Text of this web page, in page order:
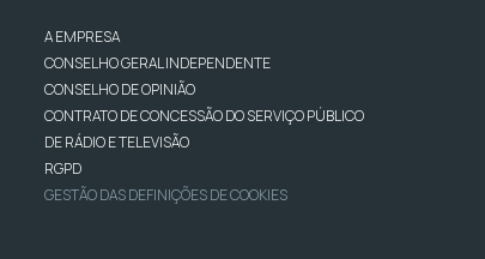
A EMPRESA
CONSELHO GERAL INDEPENDENTE
CONSELHO DE OPINIÃO
CONTRATO DE CONCESSÃO DO SERVIÇO PÚBLICO
DE RÁDIO E TELEVISÃO
RGPD
GESTÃO DAS DEFINIÇÕES DE COOKIES